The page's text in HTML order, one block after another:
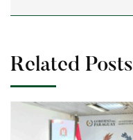
Related Posts